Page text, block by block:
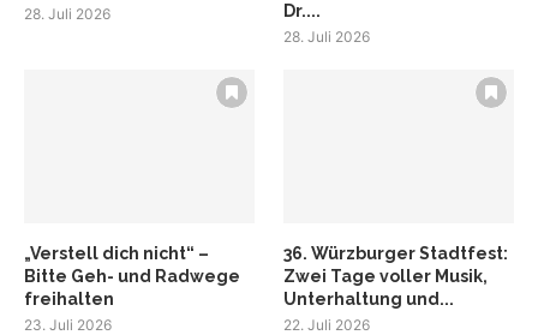
28. Juli 2026
Dr....
28. Juli 2026
„Verstell dich nicht“ –
Bitte Geh- und Radwege
freihalten
23. Juli 2026
36. Würzburger Stadtfest:
Zwei Tage voller Musik,
Unterhaltung und...
22. Juli 2026